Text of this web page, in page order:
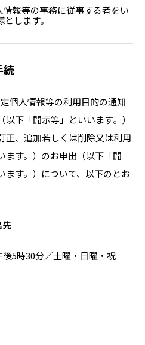
報等の事務に従事する者をい
します。
続
個人情報等の利用目的の通知
下「開示等」といいます。）
正、追加若しくは削除又は利用
ます。）のお申出（以下「開
ます。）について、以下のとお
先
5時30分／土曜・日曜・祝